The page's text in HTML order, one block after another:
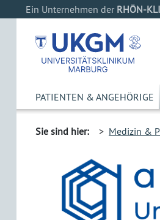
Ein Unternehmen der RHÖN-
PATIENTEN & ANGEHÖRIGE
Sie sind hier: > Medizin &